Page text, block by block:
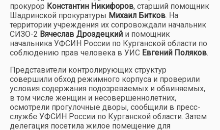
прокурор Константин Никифоров, старший помощник
Шадринской прокуратуры Михаил Битков. На
территории учреждения их сопровождали начальник
СИЗО-2 Вячеслав Дроздецкий и помощник
начальника УФСИН России по Курганской области по
соблюдению прав человека в УИС Евгений Поляков.
Представители контролирующих структур
совершили обход режимного корпуса и проверили
условия содержания подозреваемых и обвиняемых,
в том числе женщин и несовершеннолетних,
осмотрели прогулочные дворы, сообщили в пресс-
службе УФСИН России по Курганской области. Затем
делегация посетила жилое помещение для